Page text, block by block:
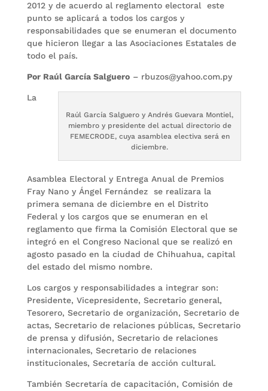
2012 y de acuerdo al reglamento electoral este
punto se aplicará a todos los cargos y
responsabilidades que se enumeran el documento
que hicieron llegar a las Asociaciones Estatales de
todo el país.
Por Raúl García Salguero– rbuzos@yahoo.com.py
Raúl García Salguero y Andrés Guevara Montiel,
miembro y presidente del actual directorio de
FEMECRODE, cuya asamblea electiva será en
diciembre.
La
Asamblea Electoral y Entrega Anual de Premios
Fray Nano y Ángel Fernández se realizara la
primera semana de diciembre en el Distrito
Federal y los cargos que se enumeran en el
reglamento que firma la Comisión Electoral que se
integró en el Congreso Nacional que se realizó en
agosto pasado en la ciudad de Chihuahua, capital
del estado del mismo nombre.
Los cargos y responsabilidades a integrar son:
Presidente, Vicepresidente, Secretario general,
Tesorero, Secretario de organización, Secretario de
actas, Secretario de relaciones públicas, Secretario
de prensa y difusión, Secretario de relaciones
internacionales, Secretario de relaciones
institucionales, Secretaría de acción cultural.
También Secretaría de capacitación, Comisión de